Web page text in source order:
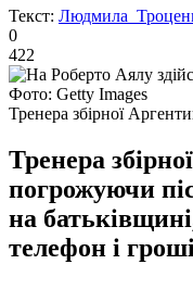
Текст: Людмила
0
422
Фото: Getty Images
Тренера збірної
Тренера
погрожуючи
на
телефон і гроші